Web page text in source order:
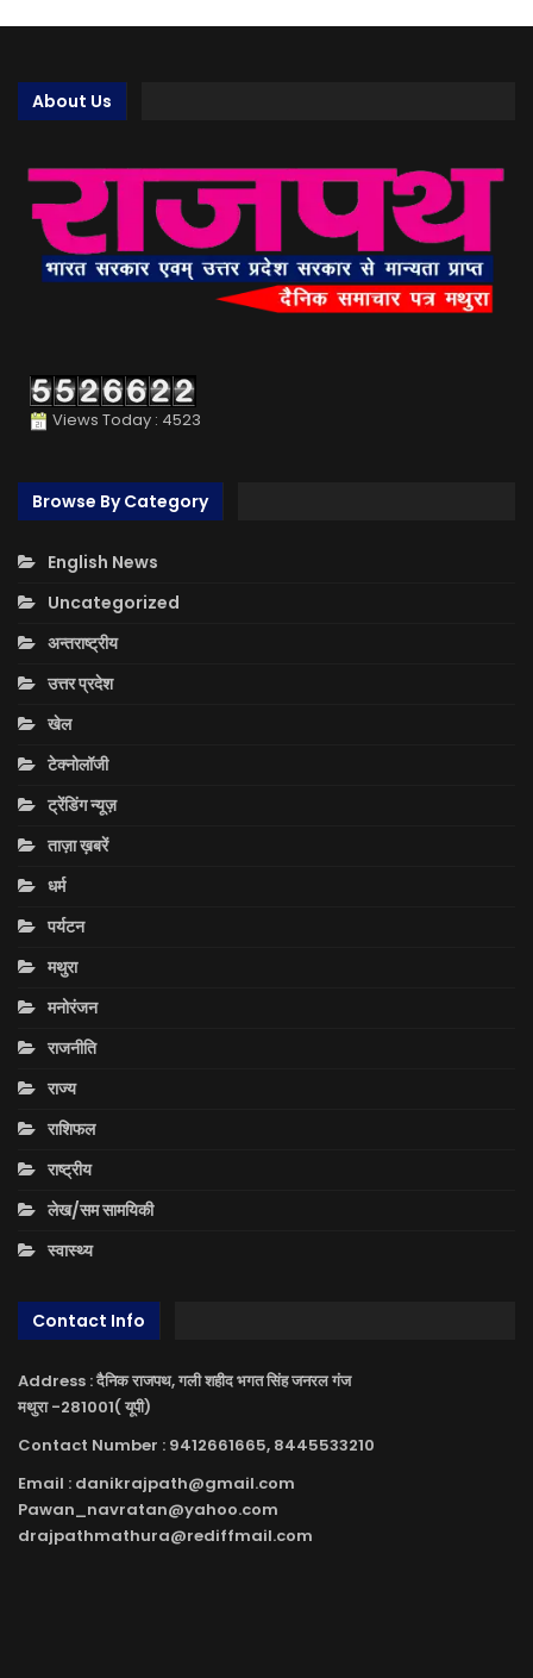
About Us
Views Today : 4523
Browse By Category
English News
Uncategorized
अन्तराष्ट्रीय
उत्तर प्रदेश
खेल
टेक्नोलॉजी
ट्रेंडिंग न्यूज़
ताज़ा ख़बरें
धर्म
पर्यटन
मथुरा
मनोरंजन
राजनीति
राज्य
राशिफल
राष्ट्रीय
लेख/सम सामयिकी
स्वास्थ्य
Contact Info
Address : दैनिक राजपथ, गली शहीद भगत सिंह जनरल गंज
मथुरा -281001( यूपी)
Contact Number : 9412661665, 8445533210
Email : danikrajpath@gmail.com
Pawan_navratan@yahoo.com
drajpathmathura@rediffmail.com